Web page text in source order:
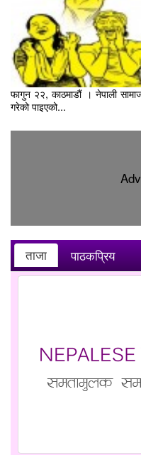
फागुन २२, काठमाडौं । नेपाली
गरेको पाइएको...
ताजा पाठकप्रिय